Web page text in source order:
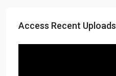
Access Recent Uploads